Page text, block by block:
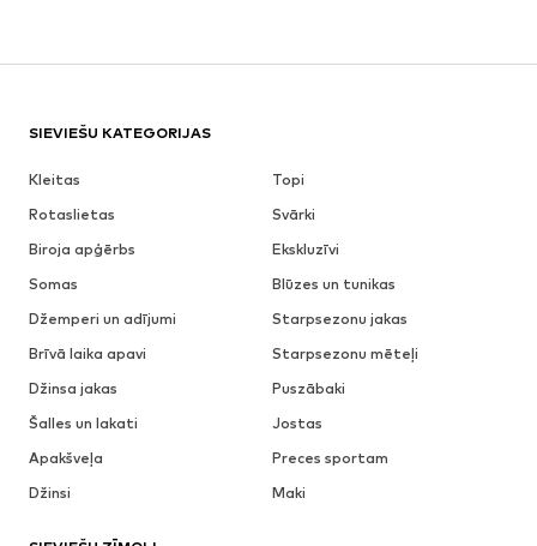
SIEVIEŠU KATEGORIJAS
Kleitas
Topi
Rotaslietas
Svārki
Biroja apģērbs
Ekskluzīvi
Somas
Blūzes un tunikas
Džemperi un adījumi
Starpsezonu jakas
Brīvā laika apavi
Starpsezonu mēteļi
Džinsa jakas
Puszābaki
Šalles un lakati
Jostas
Apakšveļa
Preces sportam
Džinsi
Maki